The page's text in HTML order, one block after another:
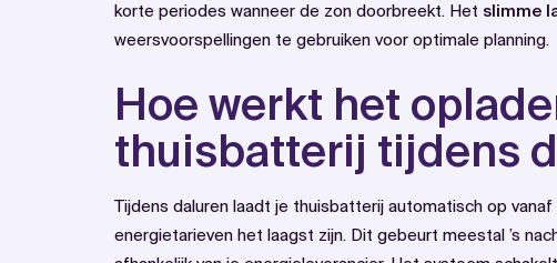
korte periodes wanneer de zon doorbreekt. Het slimme
weersvoorspellingen te gebruiken voor optimale planning.
Hoe werkt het
thuisbatterij tijdens
Tijdens daluren laadt je thuisbatterij automatisch op
energietarieven het laagst zijn. Dit gebeurt meestal ’s